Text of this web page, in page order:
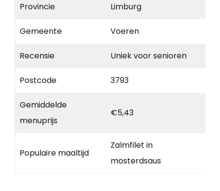
Provincie Limburg
Gemeente Voeren
Recensie Uniek voor senioren
Postcode 3793
Gemiddelde
menuprijs
€5,43
Populaire maaltijd
Zalmfilet in
mosterdsaus